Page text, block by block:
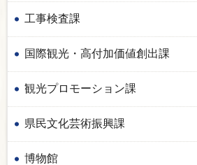
工事検査課
国際観光・高付加価値創出課
観光プロモーション課
県民文化芸術振興課
博物館